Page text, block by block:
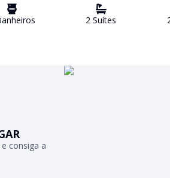
s 2 Suítes
consiga a